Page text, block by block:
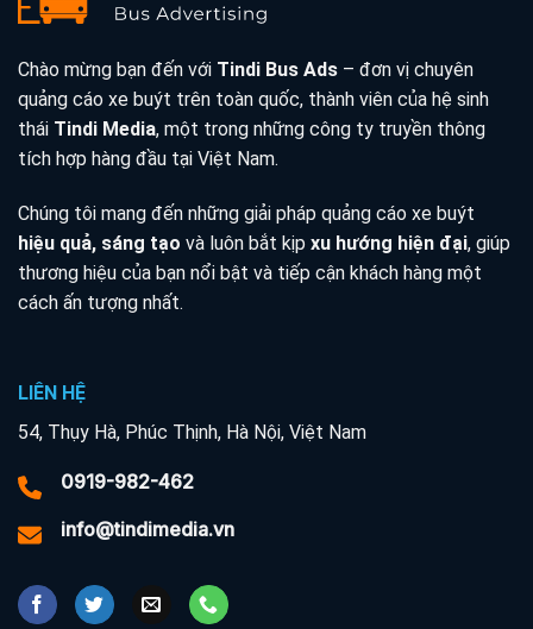
Chào mừng bạn đến với Tindi Bus Ads – đơn vị chuyên
quảng cáo xe buýt trên toàn quốc, thành viên của hệ sinh
thái Tindi Media, một trong những công ty truyền thông
tích hợp hàng đầu tại Việt Nam.
Chúng tôi mang đến những giải pháp quảng cáo xe buýt
hiệu quả, sáng tạo và luôn bắt kịp xu hướng hiện đại, giúp
thương hiệu của bạn nổi bật và tiếp cận khách hàng một
cách ấn tượng nhất.
LIÊN HỆ
54, Thụy Hà, Phúc Thịnh, Hà Nội, Việt Nam
0919-982-462
info@tindimedia.vn